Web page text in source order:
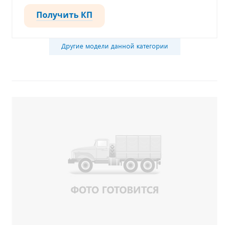
Получить КП
Другие модели данной категории